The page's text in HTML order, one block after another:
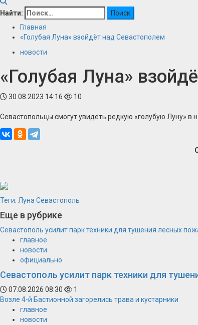
Найти:
Главная
«Голубая Луна» взойдёт над Севастополем
новости
«Голубая Луна»
30.08.2023 14:16 10
Севастопольцы смогут увидеть редкую «голубую Луну» в
Теги: Луна Севастополь
Еще в рубрике
Севастополь усилит парк техники для тушения лесных
главное
новости
официально
Севастополь усилит парк техники для
07.08.2026 08:30
1
Возле 4-й Бастионной загорелись трава и кустарники
главное
новости